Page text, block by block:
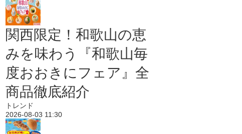
関西限定！和歌山の恵
みを味わう『和歌山毎
度おおきにフェア』全
商品徹底紹介
トレンド
2026-08-03 11:30